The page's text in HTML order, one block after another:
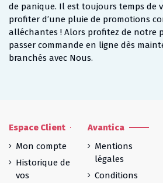
de panique. Il est toujours temps de
profiter d’une pluie de promotions
alléchantes ! Alors profitez de notre
passer commande en ligne dès
branchés avec Nous.
Espace Client
Mon compte
Historique de
vos
Avantica
Mentions
légales
Conditions